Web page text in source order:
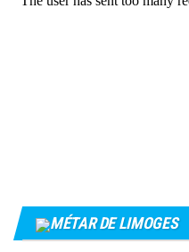
MÉTAR DE LIMOGES